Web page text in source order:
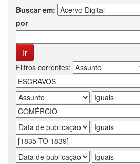
Buscar em:
por
Filtros correntes: